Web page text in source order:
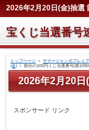
2026年2月20日(金)抽選
宝くじ当選番号
トップページ＞ サマージャンボプレミ
(金)＞ 節分の100円くじ当選番号(第
2026年2月20日
スポンサード リンク